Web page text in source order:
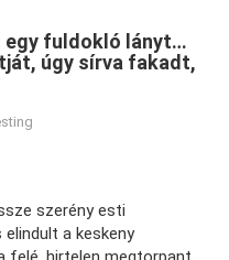
egy fuldokló lányt…
úgy sírva fakadt,
szerény esti
a keskeny